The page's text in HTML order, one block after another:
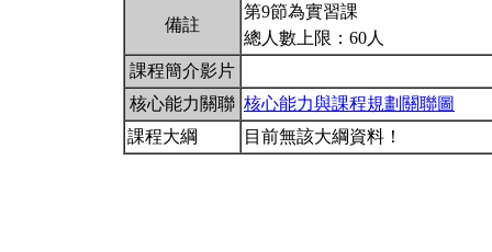
備註
第9節為實習課
總人數上限：60人
課程簡介影片
核心能力關聯 核心能力與課程規劃關聯圖
課程大綱
目前無該大綱資料！